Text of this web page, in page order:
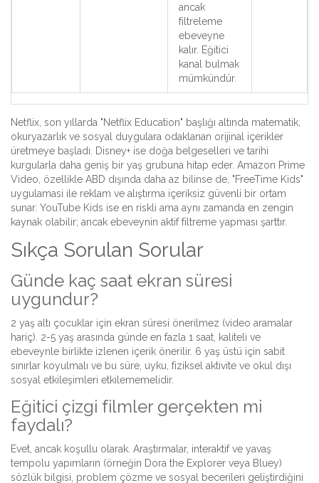
ancak
filtreleme
ebeveyne
kalır. Eğitici
kanal bulmak
mümkündür.
Netflix, son yıllarda "Netflix Education" başlığı altında matematik,
okuryazarlık ve sosyal duygulara odaklanan orijinal içerikler
üretmeye başladı. Disney+ ise doğa belgeselleri ve tarihi
kurgularla daha geniş bir yaş grubuna hitap eder. Amazon Prime
Video, özellikle ABD dışında daha az bilinse de, "FreeTime Kids"
uygulamasi ile reklam ve alıştırma içeriksiz güvenli bir ortam
sunar. YouTube Kids ise en riskli ama aynı zamanda en zengin
kaynak olabilir; ancak ebeveynin aktif filtreme yapması şarttır.
Sıkça Sorulan Sorular
Günde kaç saat ekran süresi
uygundur?
2 yaş altı çocuklar için ekran süresi önerilmez (video aramalar
hariç). 2-5 yaş arasında günde en fazla 1 saat, kaliteli ve
ebeveynle birlikte izlenen içerik önerilir. 6 yaş üstü için sabit
sınırlar koyulmalı ve bu süre, uyku, fiziksel aktivite ve okul dışı
sosyal etkileşimleri etkilememelidir.
Eğitici çizgi filmler gerçekten mi
faydalı?
Evet, ancak koşullu olarak. Araştırmalar, interaktif ve yavaş
tempolu yapımların (örneğin Dora the Explorer veya Bluey)
sözlük bilgisi, problem çözme ve sosyal becerileri geliştirdiğini